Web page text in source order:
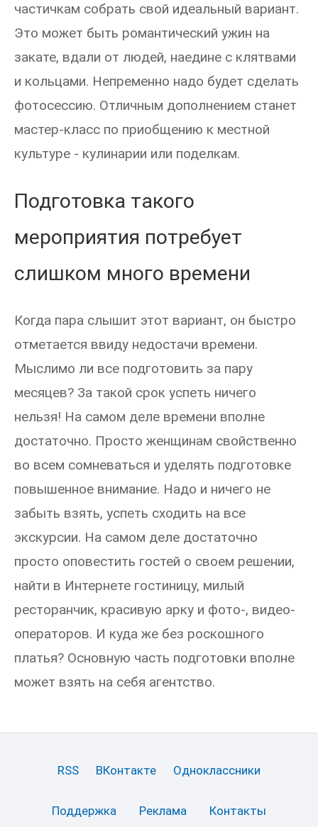
частичкам собрать свой идеальный вариант.
Это может быть романтический ужин на
закате, вдали от людей, наедине с клятвами
и кольцами. Непременно надо будет сделать
фотосессию. Отличным дополнением станет
мастер-класс по приобщению к местной
культуре - кулинарии или поделкам.
Подготовка такого
мероприятия потребует
слишком много времени
Когда пара слышит этот вариант, он быстро
отметается ввиду недостачи времени.
Мыслимо ли все подготовить за пару
месяцев? За такой срок успеть ничего
нельзя! На самом деле времени вполне
достаточно. Просто женщинам свойственно
во всем сомневаться и уделять подготовке
повышенное внимание. Надо и ничего не
забыть взять, успеть сходить на все
экскурсии. На самом деле достаточно
просто оповестить гостей о своем решении,
найти в Интернете гостиницу, милый
ресторанчик, красивую арку и фото-, видео-
операторов. И куда же без роскошного
платья? Основную часть подготовки вполне
может взять на себя агентство.
RSS ВКонтакте Одноклассники
Поддержка Реклама Контакты